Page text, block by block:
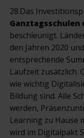
28.Das
beschleunigt.
den Jahren 2020
entsprechende
Laufzeit zusätzlich.
wie wichtig
Bildung sind. Alle
werden,
Learning zu Hause
wird im Digitalpakt